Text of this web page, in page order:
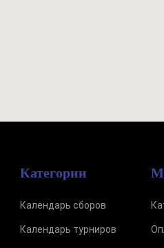
Категории
Календарь сборов
Календарь турниров